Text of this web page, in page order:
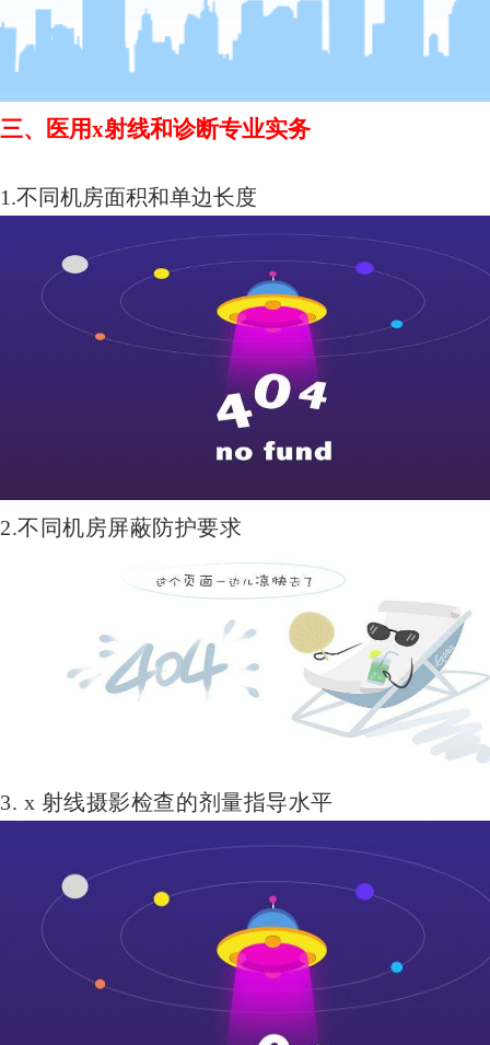
三、 医用x射线和诊断专业实务
1.不同机房面积和单边长度
2.不同机房屏蔽防护要求
3. x 射线摄影检查的剂量指导水平